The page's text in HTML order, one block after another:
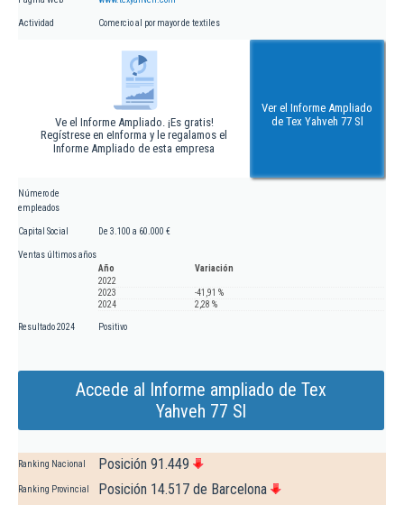
Actividad Comercio al por mayor de textiles
Ve el Informe Ampliado. ¡Es gratis!
Regístrese en eInforma y le regalamos el
Informe Ampliado de esta empresa
Ver el Informe Ampliado
de Tex Yahveh 77 Sl
Número de
empleados
Capital Social De 3.100 a 60.000 €
Ventas últimos años
Año
Variación
2022
2023
-41,91 %
2024
2,28 %
Resultado 2024 Positivo
Accede al Informe ampliado de Tex
Yahveh 77 Sl
Ranking Nacional Posición 91.449
Ranking Provincial Posición 14.517 de Barcelona